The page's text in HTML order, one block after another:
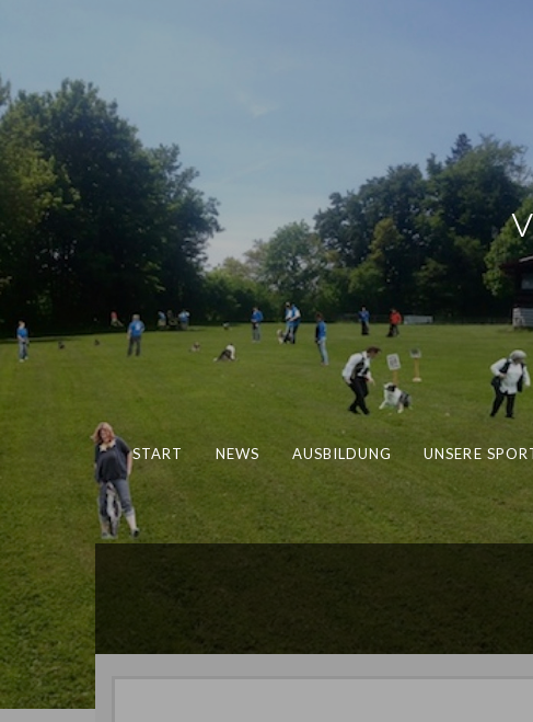
START NEWS AUSBILDUNG UNSERE